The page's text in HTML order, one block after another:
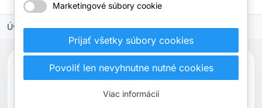
Úvodná stránka Oblečenie Čapice
Vypredané
Marketingové súbory cookie
Prijať všetky súbory cookies
Povoliť len nevyhnutne nutné cookies
Viac informácií